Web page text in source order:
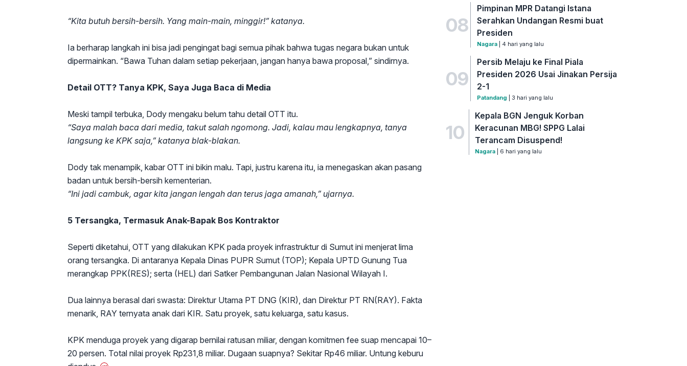
“Kita butuh bersih-bersih. Yang main-main, minggir!” katanya.
Ia berharap langkah ini bisa jadi pengingat bagi semua pihak bahwa tugas negara bukan untuk
dipermainkan. “Bawa Tuhan dalam setiap pekerjaan, jangan hanya bawa proposal,” sindirnya.
Detail OTT? Tanya KPK, Saya Juga Baca di Media
Meski tampil terbuka, Dody mengaku belum tahu detail OTT itu.
“Saya malah baca dari media, takut salah ngomong. Jadi, kalau mau lengkapnya, tanya
langsung ke KPK saja,” katanya blak-blakan.
Dody tak menampik, kabar OTT ini bikin malu. Tapi, justru karena itu, ia menegaskan akan pasang
badan untuk bersih-bersih kementerian.
“Ini jadi cambuk, agar kita jangan lengah dan terus jaga amanah,” ujarnya.
5 Tersangka, Termasuk Anak-Bapak Bos Kontraktor
Seperti diketahui, OTT yang dilakukan KPK pada proyek infrastruktur di Sumut ini menjerat lima
orang tersangka. Di antaranya Kepala Dinas PUPR Sumut (TOP); Kepala UPTD Gunung Tua
merangkap PPK(RES); serta (HEL) dari Satker Pembangunan Jalan Nasional Wilayah I.
Dua lainnya berasal dari swasta: Direktur Utama PT DNG (KIR), dan Direktur PT RN(RAY). Fakta
menarik, RAY ternyata anak dari KIR. Satu proyek, satu keluarga, satu kasus.
KPK menduga proyek yang digarap bernilai ratusan miliar, dengan komitmen fee suap mencapai 10–
20 persen. Total nilai proyek Rp231,8 miliar. Dugaan suapnya? Sekitar Rp46 miliar. Untung keburu
08
Pimpinan MPR Datangi Istana
Serahkan Undangan Resmi buat
Presiden
Nagara| 4 hari yang lalu
09
Persib Melaju ke Final Piala
Presiden 2026 Usai Jinakan Persija
2-1
Patandang | 3 hari yang lalu
10
Kepala BGN Jenguk Korban
Keracunan MBG! SPPG Lalai
Terancam Disuspend!
Nagara | 6 hari yang lalu